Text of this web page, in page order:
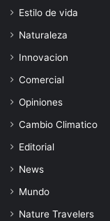
Estilo de vida
Naturaleza
Innovacion
Comercial
Opiniones
Cambio Climatico
Editorial
News
Mundo
Nature Travelers